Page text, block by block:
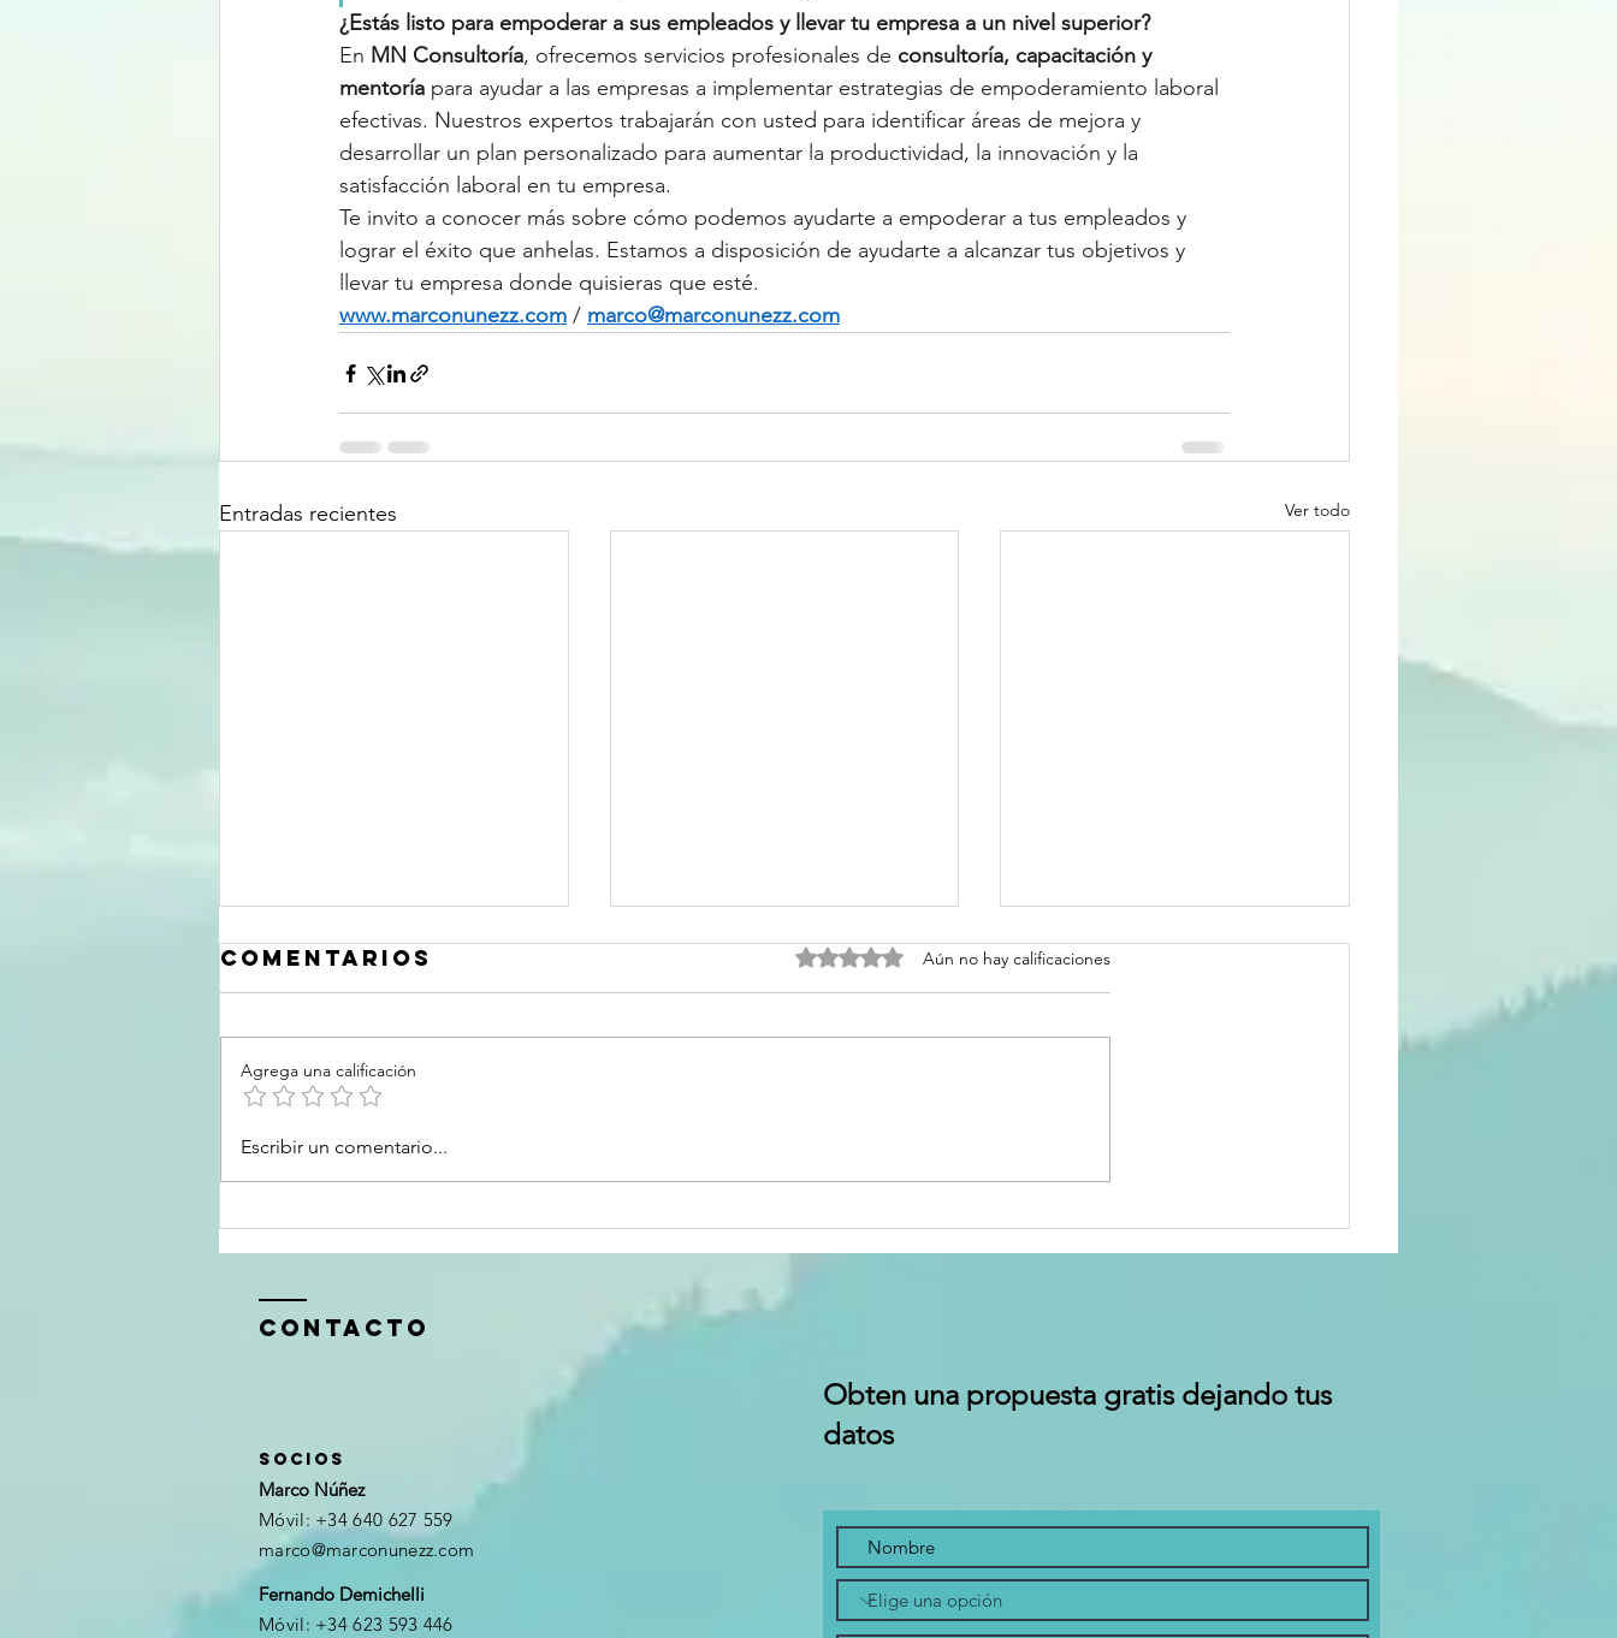
¿Estás listo para empoderar a sus empleados y llevar tu empresa a un nivel superior?
En MN Consultoría, ofrecemos servicios profesionales de consultoría, capacitación y
mentoría para ayudar a las empresas a implementar estrategias de empoderamiento laboral
efectivas. Nuestros expertos trabajarán con usted para identificar áreas de mejora y
desarrollar un plan personalizado para aumentar la productividad, la innovación y la
satisfacción laboral en tu empresa.
Te invito a conocer más sobre cómo podemos ayudarte a empoderar a tus empleados y
lograr el éxito que anhelas. Estamos a disposición de ayudarte a alcanzar tus objetivos y
llevar tu empresa donde quisieras que esté.
www.marconunezz.com / marco@marconunezz.com
Entradas recientes Ver todo
LA ZONA DE
CONFORT: ¿UN
ILUSIÓN?
DESARROLLO
clave para el
empresarial
ÉTICA
Un llamado a
Comentarios Obtuvo 0 de 5 estrellas.
Aún no hay calificaciones
Agrega una calificación
Escribir un comentario...
ContactO
SOCIOS
Marco Núñez
Móvil: +34 640 627 559
marco@marconunezz.com
Fernando Demichelli
Móvil: +34 623 593 446
Obten una propuesta gratis dejando tus
datos